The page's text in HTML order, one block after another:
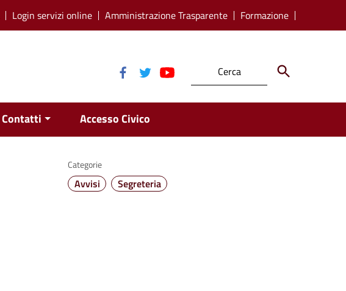
Login servizi online Amministrazione Trasparente Formazione
Contatti Accesso Civico
Categorie
Avvisi Segreteria